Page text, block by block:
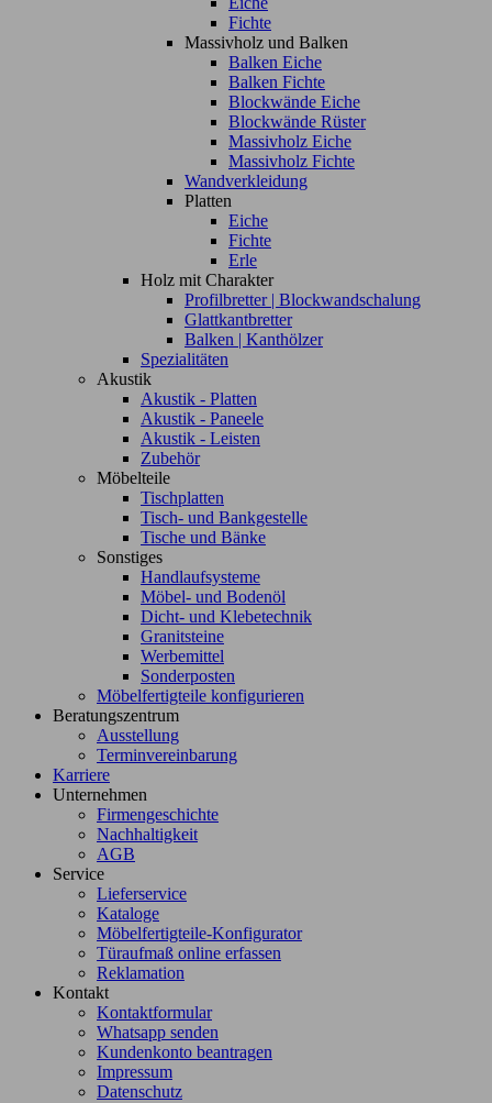
Fichte
Massivholz und Balken
Balken Eiche
Balken Fichte
Blockwände Eiche
Blockwände Rüster
Massivholz Eiche
Massivholz Fichte
Wandverkleidung
Platten
Eiche
Fichte
Erle
Holz mit Charakter
Profilbretter | Blockwandschalung
Glattkantbretter
Balken | Kanthölzer
Spezialitäten
Akustik
Akustik - Platten
Akustik - Paneele
Akustik - Leisten
Zubehör
Möbelteile
Tischplatten
Tisch- und Bankgestelle
Tische und Bänke
Sonstiges
Handlaufsysteme
Möbel- und Bodenöl
Dicht- und Klebetechnik
Granitsteine
Werbemittel
Sonderposten
Möbelfertigteile konfigurieren
Beratungszentrum
Ausstellung
Terminvereinbarung
Karriere
Unternehmen
Firmengeschichte
Nachhaltigkeit
AGB
Service
Lieferservice
Kataloge
Möbelfertigteile-Konfigurator
Türaufmaß online erfassen
Reklamation
Kontakt
Kontaktformular
Whatsapp senden
Kundenkonto beantragen
Impressum
Datenschutz